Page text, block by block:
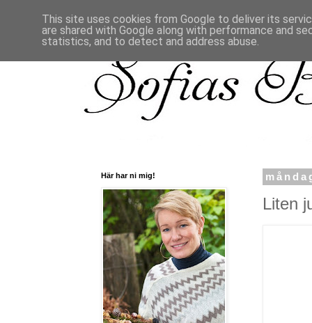
Liten
Här har ni mig!
This site uses cookies from Google to deliver its
are shared with Google along with performance and
statistics, and to detect and address abuse.